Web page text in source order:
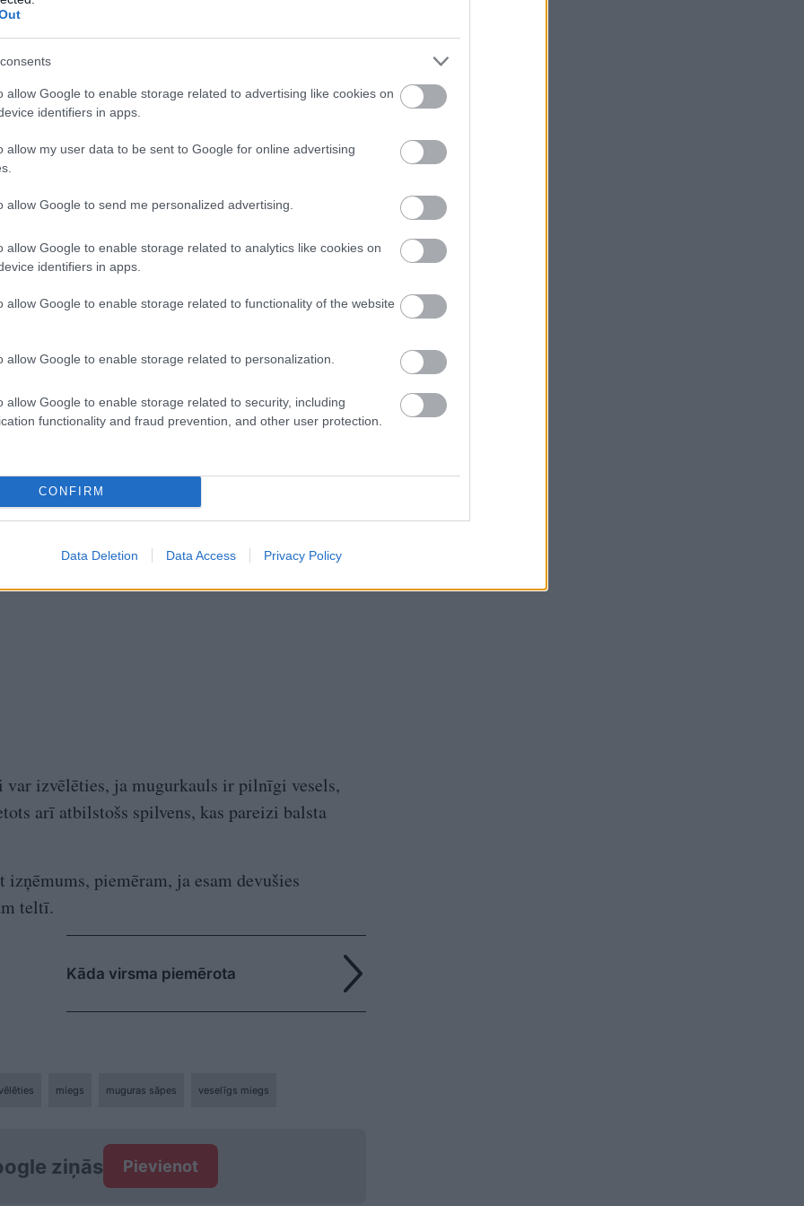
allow Google to enable storage related to advertising like cookies on
identifiers in apps.
allow my user data to be sent to Google for online advertising
allow Google to send me personalized advertising.
allow Google to enable storage related to analytics like cookies on
identifiers in apps.
allow Google to enable storage related to functionality of the website
allow Google to enable storage related to personalization.
allow Google to enable storage related to security, including
functionality and fraud prevention, and other user protection.
CONFIRM
Data Deletion Data Access Privacy Policy
Bauskas
nošauto suņu
tiesā nespēj
asaras
naudas nav – tūrisma
operatora “Digitours”
klienti nonākuši
neapskaužamā
problēmas, piemēram, diska trūce vai
virsmas gulēšanai noteikti nav piemērotas.
visu nakti būs saspringta, arī kakls būs
nevajadzētu arī gulēt uz grīdas – tas nevis
bet radīs papildu saspringumu.
izvēlēties, ja mugurkauls ir pilnīgi vesels,
arī atbilstošs spilvens, kas pareizi balsta
piemēram, ja esam devušies
teltī.
Kāda virsma piemērota
miegs muguras sāpes veselīgs miegs
ziņās Pievienot